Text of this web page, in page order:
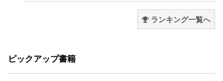
ランキング一覧へ
ピックアップ書籍